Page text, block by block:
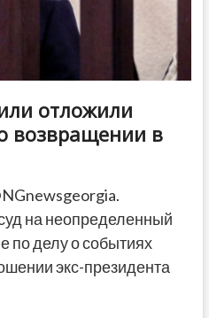
отложили
возвращении в
на неопределенный
по делу о событиях
экс-президента